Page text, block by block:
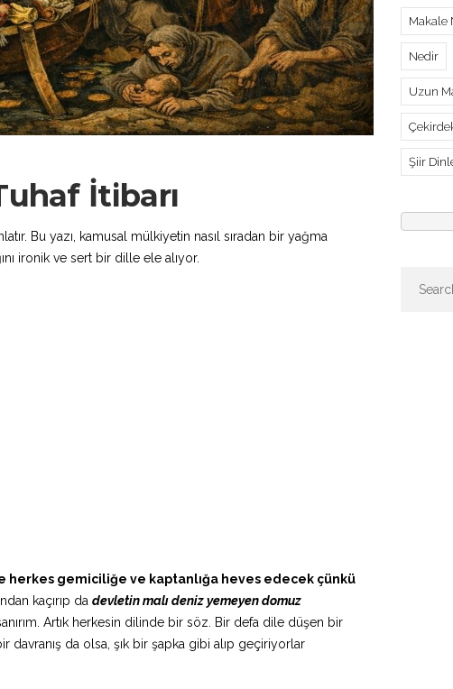
İtibarı
Bu yazı, kamusal mülkiyetin nasıl sıradan bir yağma
ironik ve sert bir dille ele alıyor.
herkes gemiciliğe ve kaptanlığa heves edecek çünkü
kaçırıp da devletin malı deniz yemeyen domuz
Artık herkesin dilinde bir söz. Bir defa dile düşen bir
da olsa, şık bir şapka gibi alıp geçiriyorlar
Makale
Nedir
Uzun
Şiir